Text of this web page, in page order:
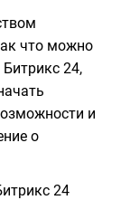
что можно
24,
и
о
24